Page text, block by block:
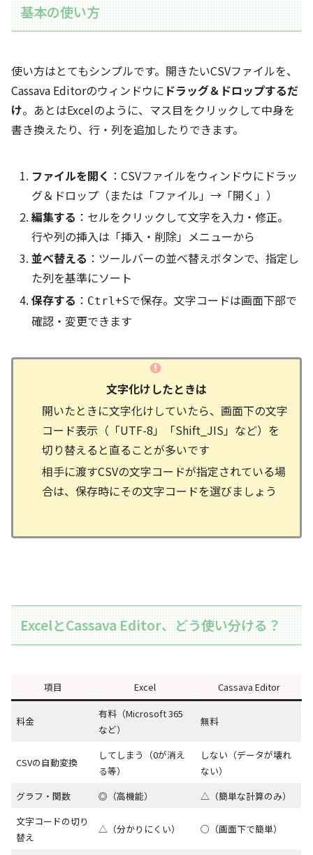
基本の使い方
使い方はとてもシンプルです。開きたいCSVファイルを、
Cassava Editorのウィンドウに ドラッグ＆ドロップするだ
け。あとはExcelのように、マス目をクリックして中身を
書き換えたり、行・列を追加したりできます。
ファイルを開く ：CSVファイルをウィンドウにドラッ
グ＆ドロップ（または「ファイル」→「開く」）
編集する ：セルをクリックして文字を入力・修正。
行や列の挿入は「挿入・削除」メニューから
並べ替える ：ツールバーの並べ替えボタンで、指定し
た列を基準にソート
保存する ： Ctrl +Sで保存。文字コードは画面下部で
確認・変更できます
文字化けしたときは
開いたときに文字化けしていたら、画面下の文字
コード表示（「UTF-8」「Shift_JIS」など）を
切り替えると直ることが多いです
相手に渡すCSVの文字コードが指定されている場
合は、保存時にその文字コードを選びましょう
ExcelとCassava Editor、どう使い分ける？
項目 Excel Cassava Editor
料金
有料（Microsoft 365
など）
無料
CSVの自動変換
してしまう（0が消え
る等）
しない（データが壊れ
ない）
グラフ・関数
◎（高機能）
△（簡単な計算のみ）
文字コードの切り
替え
△（分かりにくい） ○（画面下で簡単）